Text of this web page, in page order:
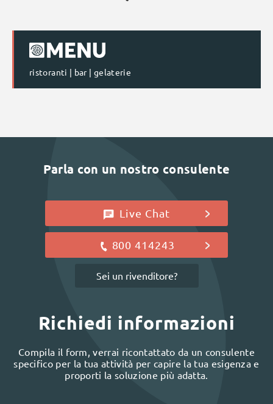
ristoranti | bar | gelaterie
Parla con un nostro consulente
Live Chat
800 414243
Sei un rivenditore?
Richiedi informazioni
Compila il form, verrai ricontattato da un consulente
specifico per la tua attività per capire la tua esigenza e
proporti la soluzione più adatta.